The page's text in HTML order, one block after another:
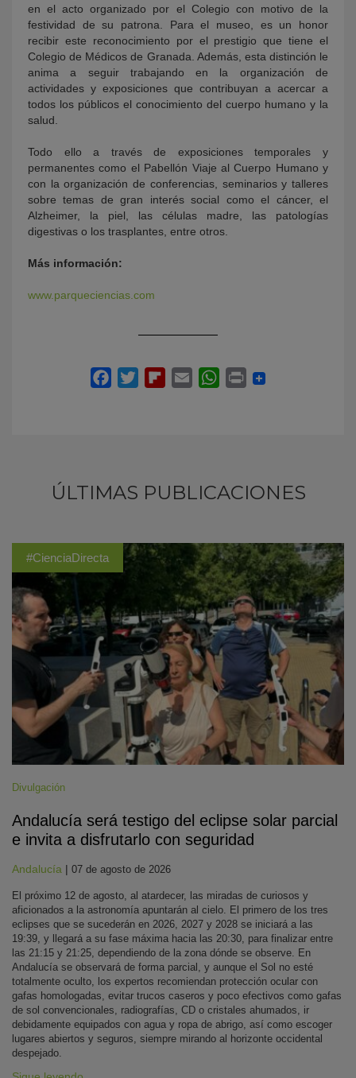
en el acto organizado por el Colegio con motivo de la
festividad de su patrona. Para el museo, es un honor
recibir este reconocimiento por el prestigio que tiene el
Colegio de Médicos de Granada. Además, esta distinción le
anima a seguir trabajando en la organización de
actividades y exposiciones que contribuyan a acercar a
todos los públicos el conocimiento del cuerpo humano y la
salud.
Todo ello a través de exposiciones temporales y
permanentes como el Pabellón Viaje al Cuerpo Humano y
con la organización de conferencias, seminarios y talleres
sobre temas de gran interés social como el cáncer, el
Alzheimer, la piel, las células madre, las patologías
digestivas o los trasplantes, entre otros.
Más información:
www.parqueciencias.com
ÚLTIMAS PUBLICACIONES
#CienciaDirecta
Divulgación
Andalucía será testigo del eclipse solar parcial
e invita a disfrutarlo con seguridad
Andalucía | 07 de agosto de 2026
El próximo 12 de agosto, al atardecer, las miradas de curiosos y
aficionados a la astronomía apuntarán al cielo. El primero de los tres
eclipses que se sucederán en 2026, 2027 y 2028 se iniciará a las
19:39, y llegará a su fase máxima hacia las 20:30, para finalizar entre
las 21:15 y 21:25, dependiendo de la zona dónde se observe. En
Andalucía se observará de forma parcial, y aunque el Sol no esté
totalmente oculto, los expertos recomiendan protección ocular con
gafas homologadas, evitar trucos caseros y poco efectivos como gafas
de sol convencionales, radiografías, CD o cristales ahumados, ir
debidamente equipados con agua y ropa de abrigo, así como escoger
lugares abiertos y seguros, siempre mirando al horizonte occidental
despejado.